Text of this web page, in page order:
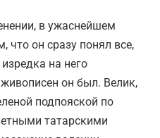
в ужаснейшем
что он сразу понял все,
на него
он был. Велик,
подпояской по
татарскими